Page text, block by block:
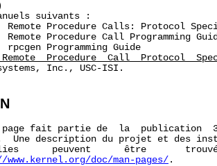
suivants :
Remote Procedure Calls: Protocol
Remote Procedure Call Programming
rpcgen Programming Guide
Remote  Procedure  Call  Protocol
Inc., USC-ISI.
page fait partie de  la  publication
Une description du projet et des
peuvent      être
doc/man-pages/ .